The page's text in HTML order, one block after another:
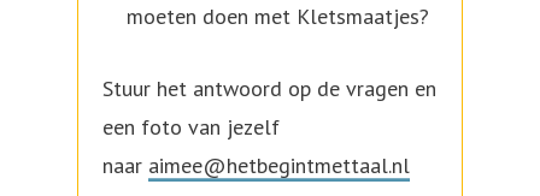
moeten doen met Kletsmaatjes?
Stuur het antwoord op de vragen en
een foto van jezelf
naar aimee@hetbegintmettaal.nl